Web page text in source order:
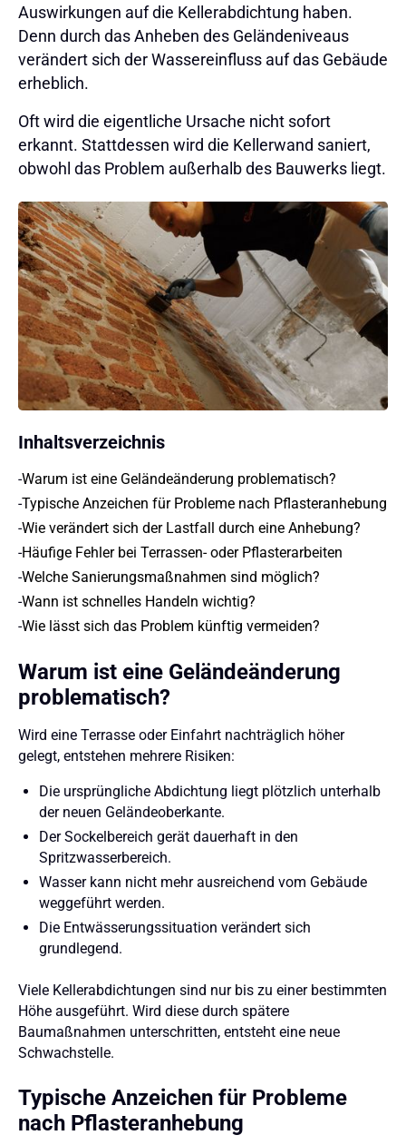
Auswirkungen auf die Kellerabdichtung haben.
Denn durch das Anheben des Geländeniveaus
verändert sich der Wassereinfluss auf das Gebäude
erheblich.
Oft wird die eigentliche Ursache nicht sofort
erkannt. Stattdessen wird die Kellerwand saniert,
obwohl das Problem außerhalb des Bauwerks liegt.
Inhaltsverzeichnis
-Warum ist eine Geländeänderung problematisch?
-Typische Anzeichen für Probleme nach Pflasteranhebung
-Wie verändert sich der Lastfall durch eine Anhebung?
-Häufige Fehler bei Terrassen- oder Pflasterarbeiten
-Welche Sanierungsmaßnahmen sind möglich?
-Wann ist schnelles Handeln wichtig?
-Wie lässt sich das Problem künftig vermeiden?
Warum ist eine Geländeänderung
problematisch?
Wird eine Terrasse oder Einfahrt nachträglich höher
gelegt, entstehen mehrere Risiken:
Die ursprüngliche Abdichtung liegt plötzlich unterhalb
der neuen Geländeoberkante.
Der Sockelbereich gerät dauerhaft in den
Spritzwasserbereich.
Wasser kann nicht mehr ausreichend vom Gebäude
weggeführt werden.
Die Entwässerungssituation verändert sich
grundlegend.
Viele Kellerabdichtungen sind nur bis zu einer bestimmten
Höhe ausgeführt. Wird diese durch spätere
Baumaßnahmen unterschritten, entsteht eine neue
Schwachstelle.
Typische Anzeichen für Probleme
nach Pflasteranhebung